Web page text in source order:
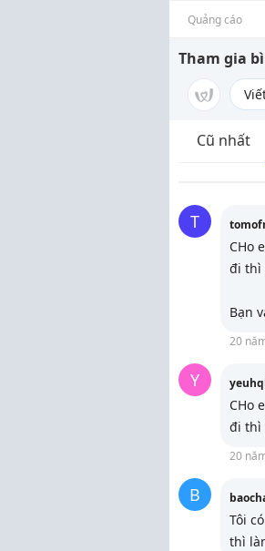
Quảng cáo
Tham gia
Cũ nhất
T
CHo
đi thì
Bạn
20
Y
CHo
đi thì
20
B
Tôi
thì